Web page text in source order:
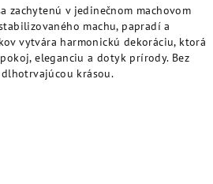
zachytenú v jedinečnom machovom
machu, papradí a
vytvára harmonickú dekoráciu, ktorá
eleganciu a dotyk prírody. Bez
krásou.